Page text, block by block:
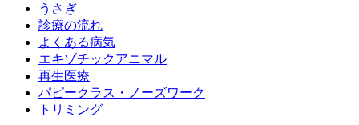
うさぎ
診療の流れ
よくある病気
エキゾチックアニマル
再生医療
パピークラス・ノーズワーク
トリミング